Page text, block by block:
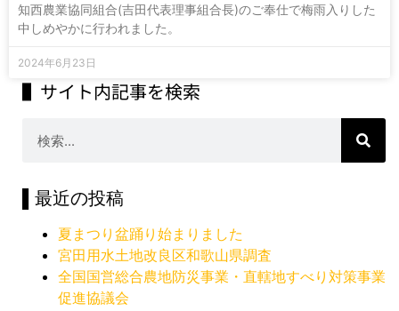
知西農業協同組合(吉田代表理事組合長)のご奉仕で梅雨入りした
中しめやかに行われました。
2024年6月23日
▌サイト内記事を検索
▌最近の投稿
夏まつり盆踊り始まりました
宮田用水土地改良区和歌山県調査
全国国営総合農地防災事業・直轄地すべり対策事業
促進協議会